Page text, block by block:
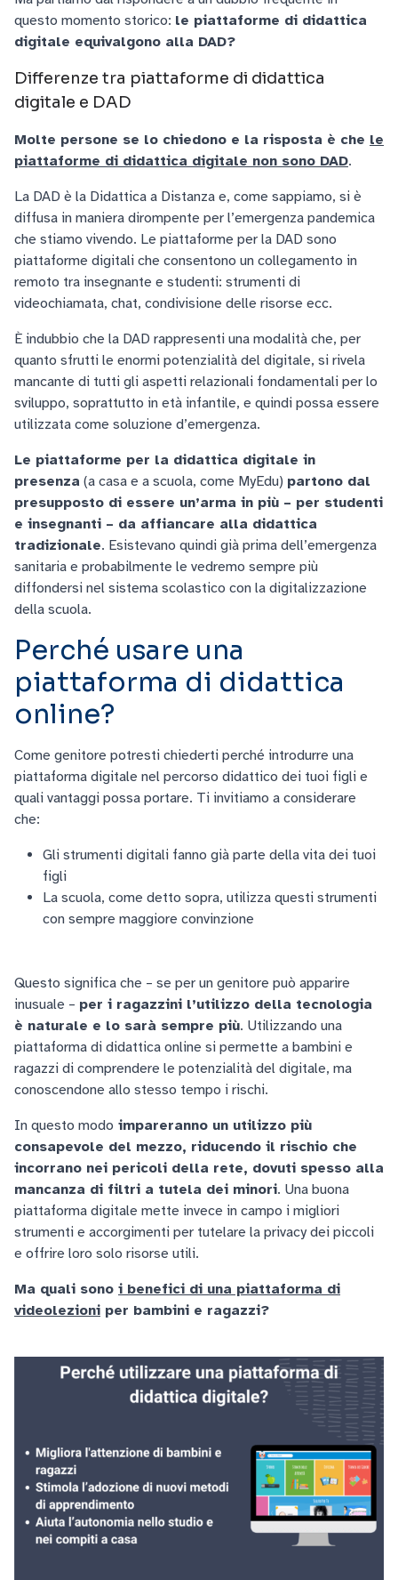
questo momento storico: le piattaforme di didattica
digitale equivalgono alla DAD?
Differenze tra piattaforme di didattica
digitale e DAD
Molte persone se lo chiedono e la risposta è che le
piattaforme di didattica digitale non sono DAD.
La DAD è la Didattica a Distanza e, come sappiamo, si è
diffusa in maniera dirompente per l’emergenza pandemica
che stiamo vivendo. Le piattaforme per la DAD sono
piattaforme digitali che consentono un collegamento in
remoto tra insegnante e studenti: strumenti di
videochiamata, chat, condivisione delle risorse ecc.
È indubbio che la DAD rappresenti una modalità che, per
quanto sfrutti le enormi potenzialità del digitale, si rivela
mancante di tutti gli aspetti relazionali fondamentali per lo
sviluppo, soprattutto in età infantile, e quindi possa essere
utilizzata come soluzione d’emergenza.
Le piattaforme per la didattica digitale in
presenza (a casa e a scuola, come MyEdu) partono dal
presupposto di essere un’arma in più – per studenti
e insegnanti – da affiancare alla didattica
tradizionale. Esistevano quindi già prima dell’emergenza
sanitaria e probabilmente le vedremo sempre più
diffondersi nel sistema scolastico con la digitalizzazione
della scuola.
Perché usare una
piattaforma di didattica
online?
Come genitore potresti chiederti perché introdurre una
piattaforma digitale nel percorso didattico dei tuoi figli e
quali vantaggi possa portare. Ti invitiamo a considerare
che:
Gli strumenti digitali fanno già parte della vita dei tuoi
figli
La scuola, come detto sopra, utilizza questi strumenti
con sempre maggiore convinzione
Questo significa che – se per un genitore può apparire
inusuale – per i ragazzini l’utilizzo della tecnologia
è naturale e lo sarà sempre più. Utilizzando una
piattaforma di didattica online si permette a bambini e
ragazzi di comprendere le potenzialità del digitale, ma
conoscendone allo stesso tempo i rischi.
In questo modo impareranno un utilizzo più
consapevole del mezzo, riducendo il rischio che
incorrano nei pericoli della rete, dovuti spesso alla
mancanza di filtri a tutela dei minori. Una buona
piattaforma digitale mette invece in campo i migliori
strumenti e accorgimenti per tutelare la privacy dei piccoli
e offrire loro solo risorse utili.
Ma quali sono i benefici di una piattaforma di
videolezioni per bambini e ragazzi?